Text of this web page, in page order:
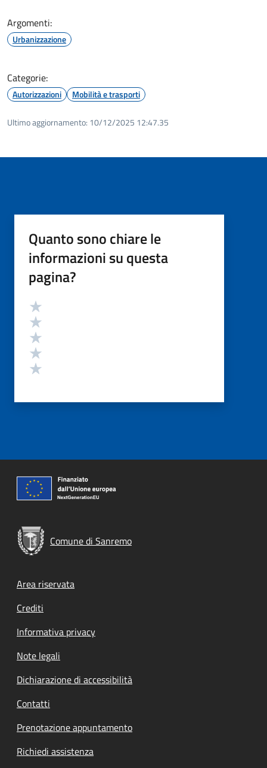
Argomenti:
Urbanizzazione
Categorie:
Autorizzazioni Mobilità e trasporti
Ultimo aggiornamento: 10/12/2025 12:47.35
Quanto sono chiare le
informazioni su questa
pagina?
Valutazione
Comune di Sanremo
Footer menu
Area riservata
Crediti
Informativa privacy
Note legali
Dichiarazione di accessibilità
Contatti
Prenotazione appuntamento
Richiedi assistenza